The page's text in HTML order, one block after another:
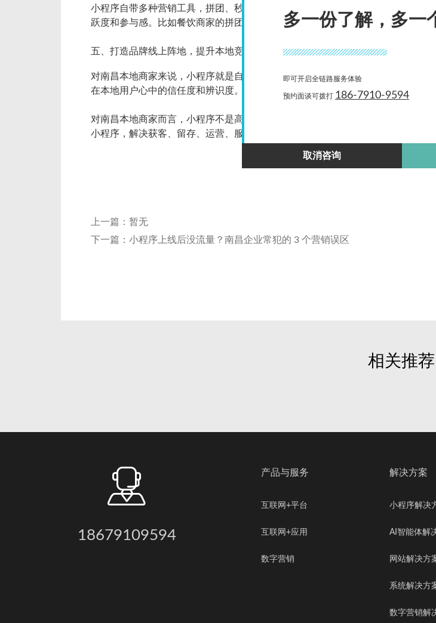
小程序自带多种营销工具，拼团、秒杀、优惠券、分销、砍价、抽奖，商家可以
跃度和参与感。比如餐饮商家的拼团套餐、零售商家的**秒杀，既能吸引新用户，
五、打造品牌线上阵地，提升本地竞争力
对南昌本地商家来说，小程序就是自己的线上品牌阵地。通过定制化的小程序，
在本地用户心中的信任度和辨识度。在同行大多还在用传统方式运营时，有了小
对南昌本地商家而言，小程序不是高大上的概念，而是实实在在的运营工具。通
小程序，解决获客、留存、运营、服务中的痛点，让线上线下业务打通，实现业绩
上一篇： 暂无
下一篇： 小程序上线后没流量？南昌企业常犯的 3 个营销误区
相关推荐
多一份了解，多一
即可开启全链路服务体验
预约面谈可拨打 186-7910-9594
取消咨询
18679109594
产品与服务
互联网+平台
互联网+应用
数字营销
解决方案
小程序解决
AI智能体解
网站解决方
系统解决方
数字营销解